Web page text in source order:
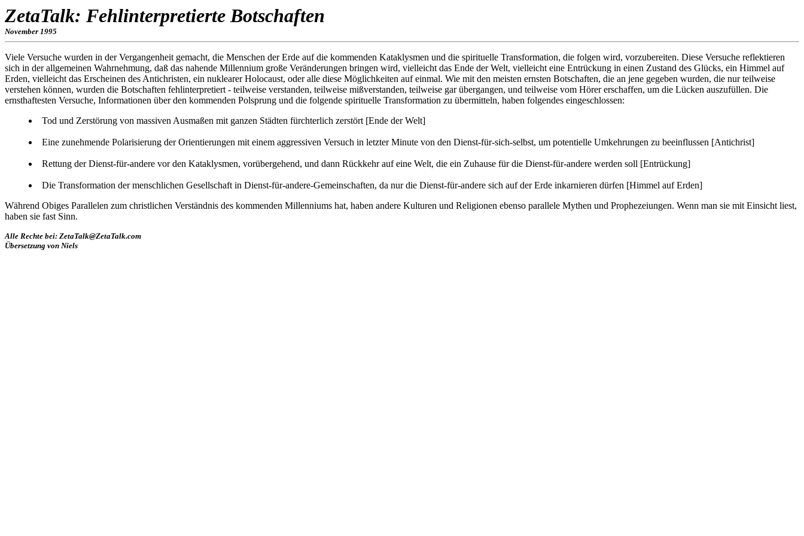
ZetaTalk: Fehlinterpretierte Botschaften
November 1995
Viele Versuche wurden in der Vergangenheit gemacht, die Menschen der Erde auf die kommenden Kataklysmen und die spirituelle Transformation, die folgen wird, vorzubereiten. Diese Versuche reflektieren
sich in der allgemeinen Wahrnehmung, daß das nahende Millennium große Veränderungen bringen wird, vielleicht das Ende der Welt, vielleicht eine Entrückung in einen Zustand des Glücks, ein Himmel auf
Erden, vielleicht das Erscheinen des Antichristen, ein nuklearer Holocaust, oder alle diese Möglichkeiten auf einmal. Wie mit den meisten ernsten Botschaften, die an jene gegeben wurden, die nur teilweise
verstehen können, wurden die Botschaften fehlinterpretiert - teilweise verstanden, teilweise mißverstanden, teilweise gar übergangen, und teilweise vom Hörer erschaffen, um die Lücken auszufüllen. Die
ernsthaftesten Versuche, Informationen über den kommenden Polsprung und die folgende spirituelle Transformation zu übermitteln, haben folgendes eingeschlossen:
Tod und Zerstörung von massiven Ausmaßen mit ganzen Städten fürchterlich zerstört [Ende der Welt]
Eine zunehmende Polarisierung der Orientierungen mit einem aggressiven Versuch in letzter Minute von den Dienst-für-sich-selbst, um potentielle Umkehrungen zu beeinflussen [Antichrist]
Rettung der Dienst-für-andere vor den Kataklysmen, vorübergehend, und dann Rückkehr auf eine Welt, die ein Zuhause für die Dienst-für-andere werden soll [Entrückung]
Die Transformation der menschlichen Gesellschaft in Dienst-für-andere-Gemeinschaften, da nur die Dienst-für-andere sich auf der Erde inkarnieren dürfen [Himmel auf Erden]
Während Obiges Parallelen zum christlichen Verständnis des kommenden Millenniums hat, haben andere Kulturen und Religionen ebenso parallele Mythen und Prophezeiungen. Wenn man sie mit Einsicht liest,
haben sie fast Sinn.
Alle Rechte bei: ZetaTalk@ZetaTalk.com
Übersetzung von Niels